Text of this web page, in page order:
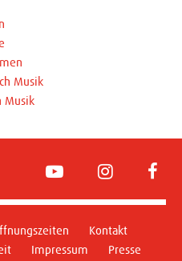
Musik
Musik
YouTube Instagram
Kontakt
Impressum Presse